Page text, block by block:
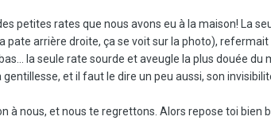
petites rates que nous avons eu à la maison! La
pate arrière droite, ça se voit sur la photo),
la seule rate sourde et aveugle la plus douée
et il faut le dire un peu aussi, son
à nous, et nous te regrettons. Alors repose toi